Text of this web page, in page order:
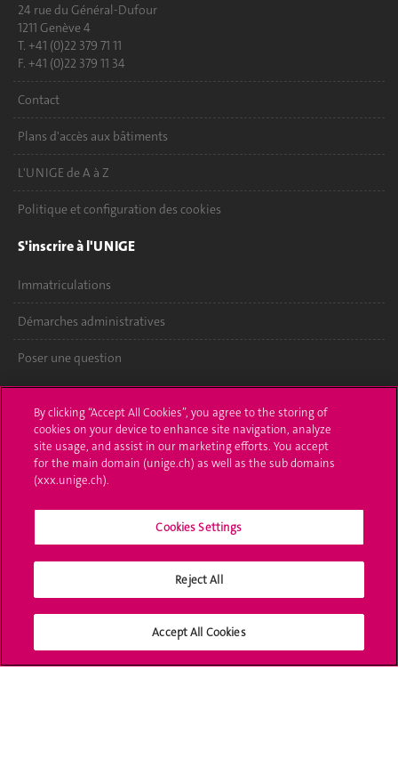
24 rue du Général-Dufour
1211 Genève 4
T. +41 (0)22 379 71 11
F. +41 (0)22 379 11 34
Contact
Plans d'accès aux bâtiments
L'UNIGE de A à Z
Politique et configuration des cookies
S'inscrire à l'UNIGE
Immatriculations
Démarches administratives
Poser une question
UNIGE Mobile
Médias
Offres d'emploi
Bibliothèque
Médias sociaux UNIGE
By clicking “Accept All Cookies”, you agree to the storing of
cookies on your device to enhance site navigation, analyze
site usage, and assist in our marketing efforts. You accept
for the main domain (unige.ch) as well as the sub domains
(xxx.unige.ch).
Cookies Settings
Reject All
Accept All Cookies